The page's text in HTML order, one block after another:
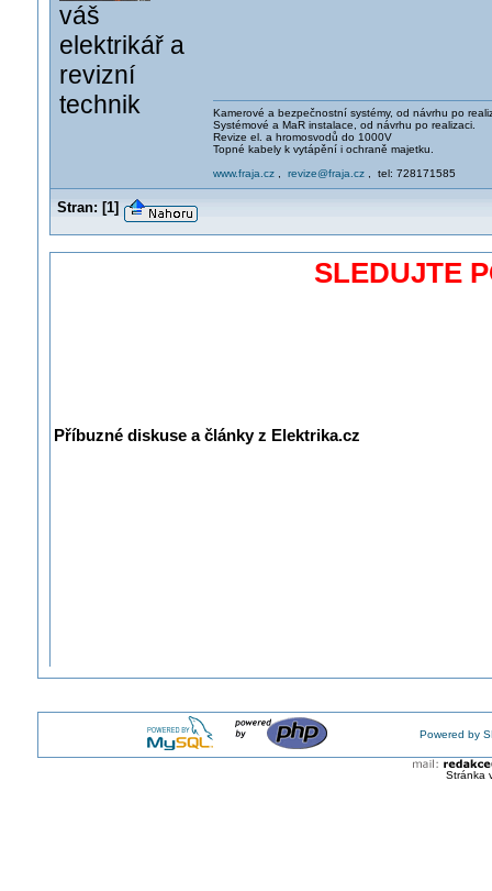
váš
elektrikář a
revizní
technik
Kamerové a bezpečnostní systémy, od návrhu po
Systémové a MaR instalace, od návrhu po realizaci.
Revize el. a hromosvodů do 1000V
Topné kabely k vytápění i ochraně majetku.
www.fraja.cz, revize@fraja.cz, tel: 728171585
Stran: [1]
SLEDUJTE
Příbuzné diskuse a články z Elektrika.cz
Powered by
Stránka